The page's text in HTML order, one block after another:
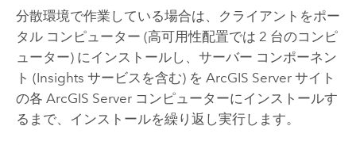
分散環境で作業している場合は、クライアントをポー
タル コンピューター (高可用性配置では 2 台のコンピ
ューター) にインストールし、サーバー コンポーネン
ト (Insights サービスを含む) を ArcGIS Serverサイト
の各 ArcGIS Serverコンピューターにインストールす
るまで、インストールを繰り返し実行します。